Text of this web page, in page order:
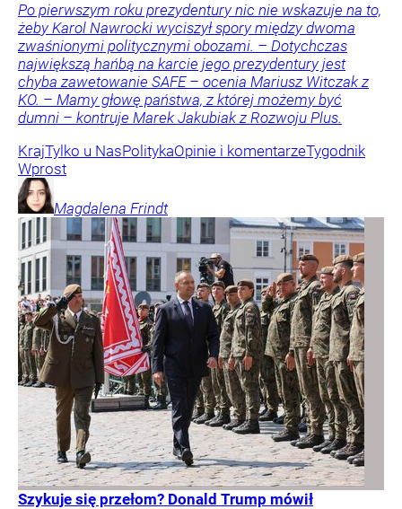
Po pierwszym roku prezydentury nic nie wskazuje na to,
żeby Karol Nawrocki wyciszył spory między dwoma
zwaśnionymi politycznymi obozami. – Dotychczas
największą hańbą na karcie jego prezydentury jest
chyba zawetowanie SAFE – ocenia Mariusz Witczak z
KO. – Mamy głowę państwa, z której możemy być
dumni – kontruje Marek Jakubiak z Rozwoju Plus.
KrajTylko u NasPolitykaOpinie i komentarzeTygodnik
Wprost
Magdalena Frindt
Szykuje się przełom? Donald Trump mówił